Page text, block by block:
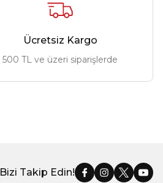
Ücretsiz Kargo
500 TL ve üzeri siparişlerde
Bizi Takip Edin!